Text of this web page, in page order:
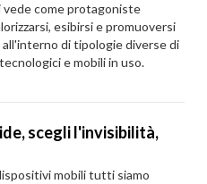
come protagoniste
esibirsi e promuoversi
all'interno di tipologie diverse di
e mobili in uso.
scegli l'invisibilità,
mobili tutti siamo